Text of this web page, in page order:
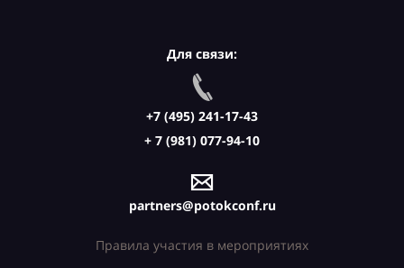
Для связи:
+7 (495) 241-17-43
+ 7 (981) 077-94-10
partners@potokconf.ru
Правила участия в мероприятиях